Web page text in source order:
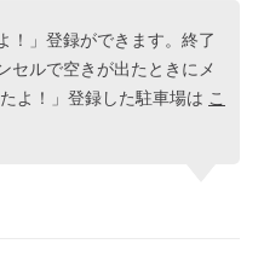
！」登録ができます。終了
セルで空きが出たときにメ
よ！」登録した駐車場は こ